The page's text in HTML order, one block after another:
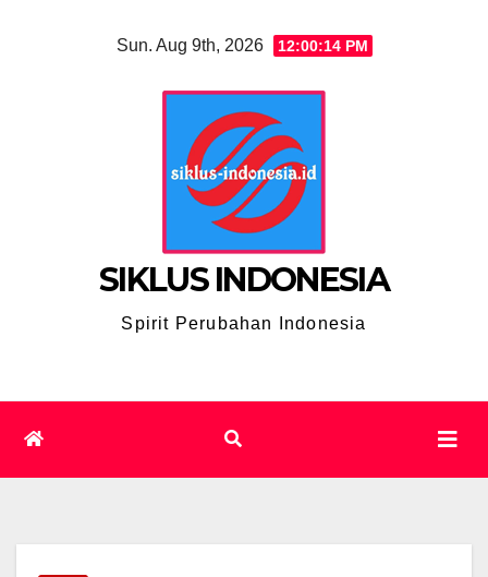
Sun. Aug 9th, 2026 12:00:15 PM
SIKLUS INDONESIA
Spirit Perubahan Indonesia